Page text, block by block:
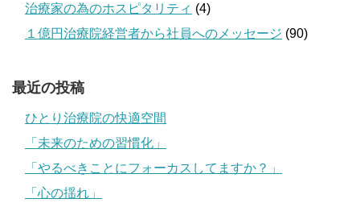
治療家の為のホスピタリティ (4)
１億円治療院経営者から社員へのメッセージ (90)
最近の投稿
ひとり治療院の快適空間
「未来のための習慣化」
「やるべきことにフォーカスしてますか？」
「心の揺れ」